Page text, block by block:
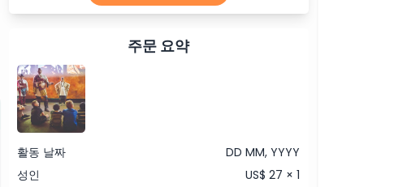
주문 요약
활동 날짜
DD MM, YYYY
성인
US$ 27 × 1